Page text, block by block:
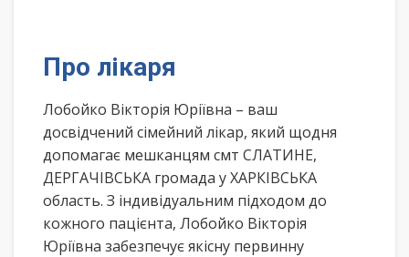
Про лікаря
Лобойко Вікторія Юріївна – ваш
досвідчений сімейний лікар, який щодня
допомагає мешканцям смт СЛАТИНЕ,
ДЕРГАЧІВСЬКА громада у ХАРКІВСЬКА
область. З індивідуальним підходом до
кожного пацієнта, Лобойко Вікторія
Юріївна забезпечує якісну первинну